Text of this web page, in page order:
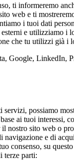
ti informeremo
web e ti
i tuoi dati
e utilizziamo i
che tu utilizzi già i
Google, LinkedIn,
servizi, possiamo
ai tuoi interessi,
nostro sito web o
navigazione e di
consenso, su
terze parti: